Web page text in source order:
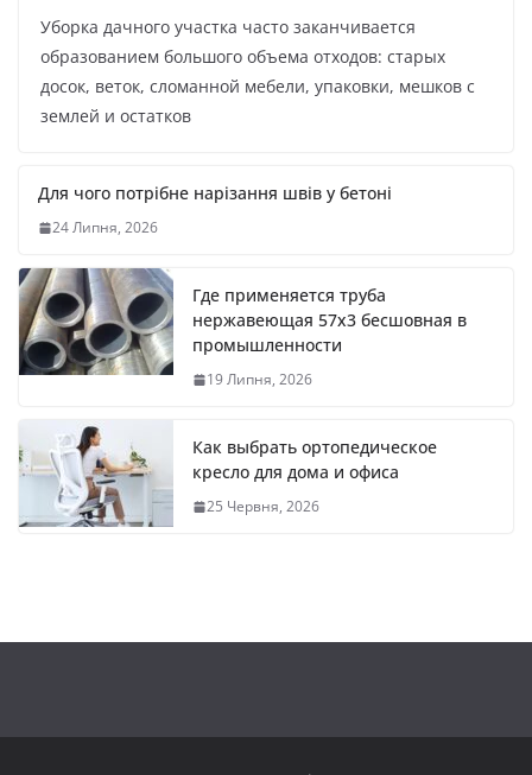
Уборка дачного участка часто заканчивается
образованием большого объема отходов: старых
досок, веток, сломанной мебели, упаковки, мешков с
землей и остатков
Для чого потрібне нарізання швів у бетоні
24 Липня, 2026
Где применяется труба
нержавеющая 57х3 бесшовная в
промышленности
19 Липня, 2026
Как выбрать ортопедическое
кресло для дома и офиса
25 Червня, 2026